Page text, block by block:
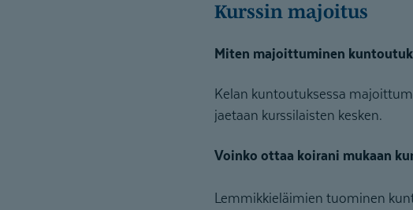
Kurssin majoitus
Miten majoittuminen
Kelan kuntoutuksessa
jaetaan kurssilaisten kesken.
Voinko ottaa koirani mukaan
Lemmikkieläimien tuominen